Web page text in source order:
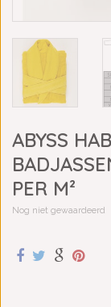
ABYSS
PER M²
Nog niet gewaardeerd